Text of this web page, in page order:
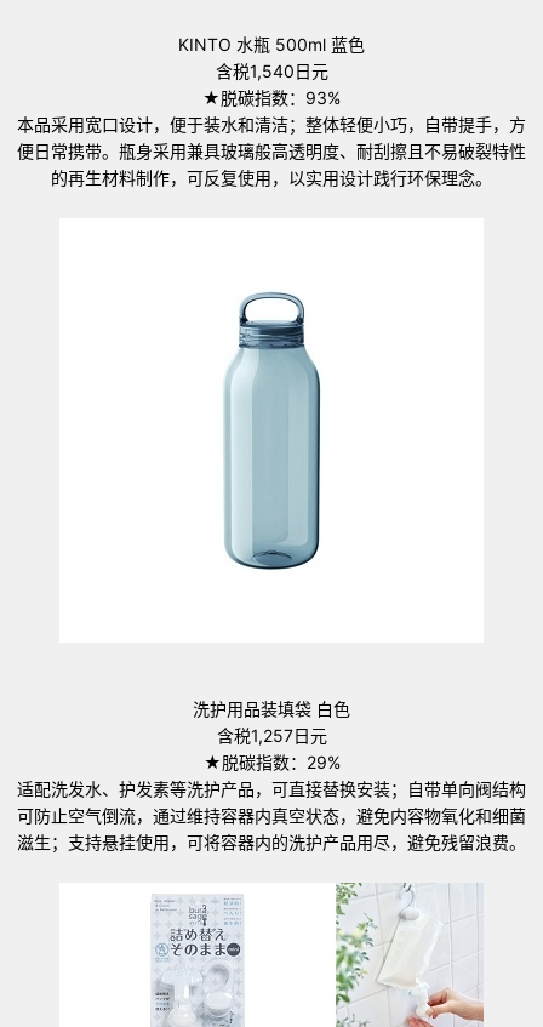
KINTO 水瓶 500ml 蓝色
含税1,540日元
★脱碳指数：93%
本品采用宽口设计，便于装水和清洁；整体轻便小巧，自带提手，方
便日常携带。瓶身采用兼具玻璃般高透明度、耐刮擦且不易破裂特性
的再生材料制作，可反复使用，以实用设计践行环保理念。
洗护用品装填袋 白色
含税1,257日元
★脱碳指数：29%
适配洗发水、护发素等洗护产品，可直接替换安装；自带单向阀结构
可防止空气倒流，通过维持容器内真空状态，避免内容物氧化和细菌
滋生；支持悬挂使用，可将容器内的洗护产品用尽，避免残留浪费。